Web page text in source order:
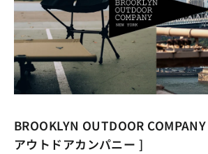
BROOKLYN OUTDOOR
アウトドアカンパニー ]